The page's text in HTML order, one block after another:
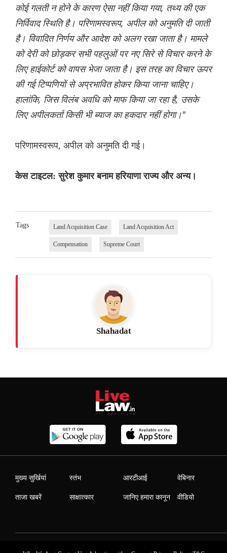
कोई गलती न होने के कारण ऐसा नहीं किया गया, तथ्य की एक
निर्विवाद स्थिति है। परिणामस्वरूप, अपील को अनुमति दी जाती
है। विवादित निर्णय और आदेश को अलग रखा जाता है। मामले
को देरी को छोड़कर सभी पहलुओं पर नए सिरे से विचार करने के
लिए हाईकोर्ट को वापस भेजा जाता है। इस तरह का विचार ऊपर
की गई टिप्पणियों से अप्रभावित होकर किया जाना चाहिए।
हालांकि, जिस विलंब अवधि को माफ किया जा रहा है, उसके
लिए अपीलकर्ता किसी भी ब्याज का हकदार नहीं होगा।"
परिणामस्वरूप, अपील को अनुमति दी गई।
केस टाइटल: सुरेश कुमार बनाम हरियाणा राज्य और अन्य।
Tags Land Acquisition Case Land Acquisition Act
Compensation Supreme Court
Shahadat
मुख्य सुर्खियां
ताजा खबरें
स्तंभ
साक्षात्कार
आरटीआई
जानिए हमारा कानून
वेबिनार
वीडियो